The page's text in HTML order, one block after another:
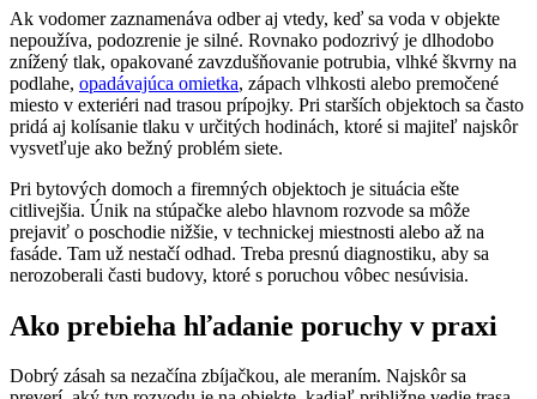
Ak vodomer zaznamenáva odber aj vtedy, keď sa voda v objekte
nepoužíva, podozrenie je silné. Rovnako podozrivý je dlhodobo
znížený tlak, opakované zavzdušňovanie potrubia, vlhké škvrny na
podlahe, opadávajúca omietka, zápach vlhkosti alebo premočené
miesto v exteriéri nad trasou prípojky. Pri starších objektoch sa často
pridá aj kolísanie tlaku v určitých hodinách, ktoré si majiteľ najskôr
vysvetľuje ako bežný problém siete.
Pri bytových domoch a firemných objektoch je situácia ešte
citlivejšia. Únik na stúpačke alebo hlavnom rozvode sa môže
prejaviť o poschodie nižšie, v technickej miestnosti alebo až na
fasáde. Tam už nestačí odhad. Treba presnú diagnostiku, aby sa
nerozoberali časti budovy, ktoré s poruchou vôbec nesúvisia.
Ako prebieha hľadanie poruchy v praxi
Dobrý zásah sa nezačína zbíjačkou, ale meraním. Najskôr sa